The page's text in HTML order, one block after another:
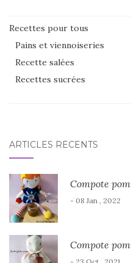
Recettes pour tous
Pains et viennoiseries
Recette salées
Recettes sucrées
ARTICLES RÉCENTS
Compote
- 08 Jan , 2022
Compote